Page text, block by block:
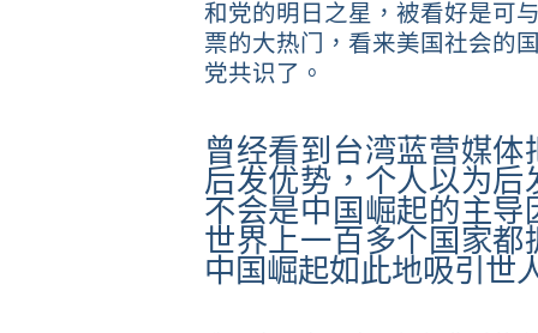
和党的明日之星， 被看好是可
票的大热门，看来美国社会的
党共识了。
曾经看到台湾蓝营媒
后发优势，个人以为
不会是中国崛起的主
世界上一百多个国家
中国崛起如此地吸引世